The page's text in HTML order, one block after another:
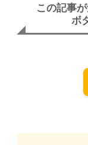
この記事
ボ